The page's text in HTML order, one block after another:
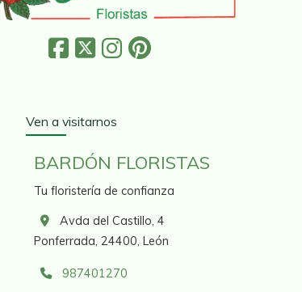
Ven a visitarnos
BARDÓN FLORISTAS
Tu floristería de confianza
Avda del Castillo, 4
Ponferrada, 24400,León
987401270